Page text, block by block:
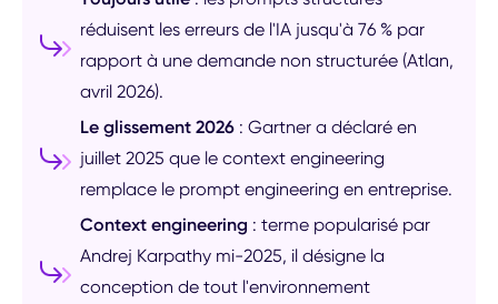
réduisent les erreurs de l'IA jusqu'à 76 % par
rapport à une demande non structurée (Atlan,
avril 2026).
Le glissement 2026 : Gartner a déclaré en
juillet 2025 que le context engineering
remplace le prompt engineering en entreprise.
Context engineering : terme popularisé par
Andrej Karpathy mi-2025, il désigne la
conception de tout l'environnement